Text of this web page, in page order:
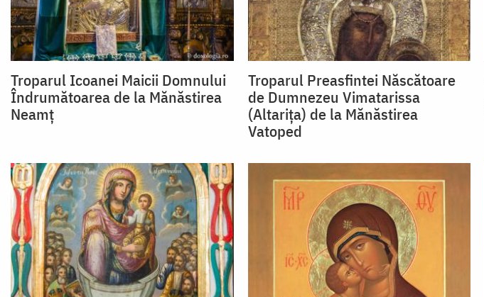
Troparul Icoanei Maicii Domnului
Îndrumătoarea de la Mănăstirea
Neamț
Troparul Preasfintei Născătoare
de Dumnezeu Vimatarissa
(Altarița) de la Mănăstirea
Vatoped